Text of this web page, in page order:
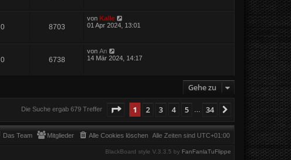
0 8703
von Kalle
01 Apr 2024, 13:01
0 6738
von An
14 Mär 2024, 14:17
Gehe zu
Die Suche ergab 679 Treffer Seite von34
1 2 3 4 5 34 Nächste
Alle Zeiten sind UTC+01:00
Alle Cookies löschen
Mitglieder
Das Team
BlackBoard style V.3.3.5 by FanFanlaTuFlippe